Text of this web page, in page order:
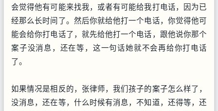
会觉得他有可能来找我，或者有可能给我打电话，因为已
经那么长时间了。然后你就给他打一个电话，你觉得他可
能会给你打电话了，就先给他打一个电话，跟他说你那个
案子没消息，还在等，这一句话她就不会再给你打电话
了。
如果情况是相反的，张律师，我们孩子的案子怎么样了，
没消息，还在等，什么时候有消息，不知道，还得等，还